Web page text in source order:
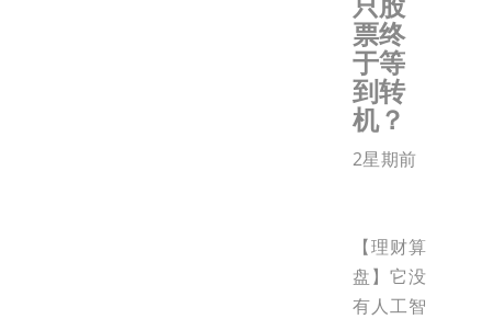
票终
于等
到转
机？
2星期前
【理财算
盘】它没
有人工智